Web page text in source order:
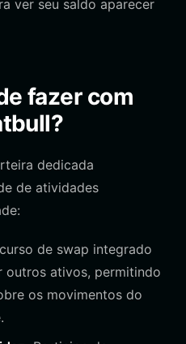
ver seu saldo aparecer
fazer com
dedicada
de atividades
de swap integrado
ativos, permitindo
os movimentos do